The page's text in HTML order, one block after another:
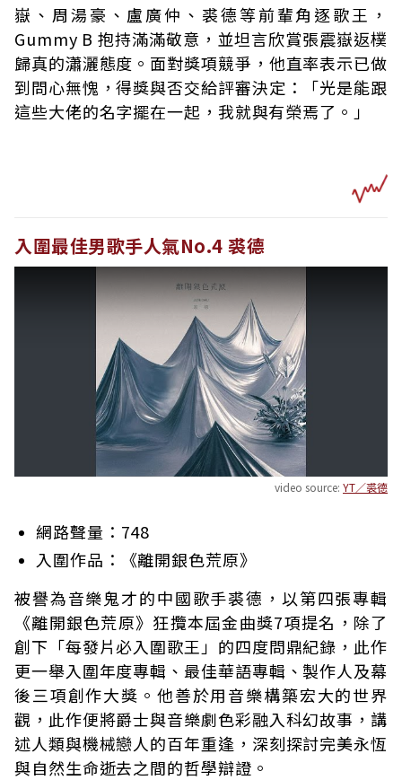
嶽、周湯豪、盧廣仲、裘德等前輩角逐歌王，
Gummy B 抱持滿滿敬意，並坦言欣賞張震嶽返樸
歸真的瀟灑態度。面對獎項競爭，他直率表示已做
到問心無愧，得獎與否交給評審決定：「光是能跟
這些大佬的名字擺在一起，我就與有榮焉了。」
入圍最佳男歌手人氣No.4 裘德
video source: YT／裘德
網路聲量：748
入圍作品：《離開銀色荒原》
被譽為音樂鬼才的中國歌手裘德，以第四張專輯
《離開銀色荒原》狂攬本屆金曲獎7項提名，除了
創下「每發片必入圍歌王」的四度問鼎紀錄，此作
更一舉入圍年度專輯、最佳華語專輯、製作人及幕
後三項創作大獎。他善於用音樂構築宏大的世界
觀，此作便將爵士與音樂劇色彩融入科幻故事，講
述人類與機械戀人的百年重逢，深刻探討完美永恆
與自然生命逝去之間的哲學辯證。